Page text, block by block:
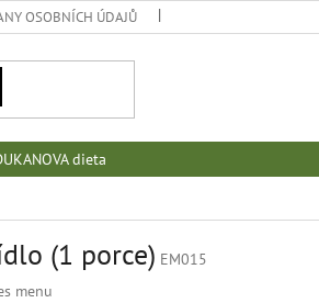
OSOBNÍCH ÚDAJŮ
dieta
(1 porce) EM015
menu